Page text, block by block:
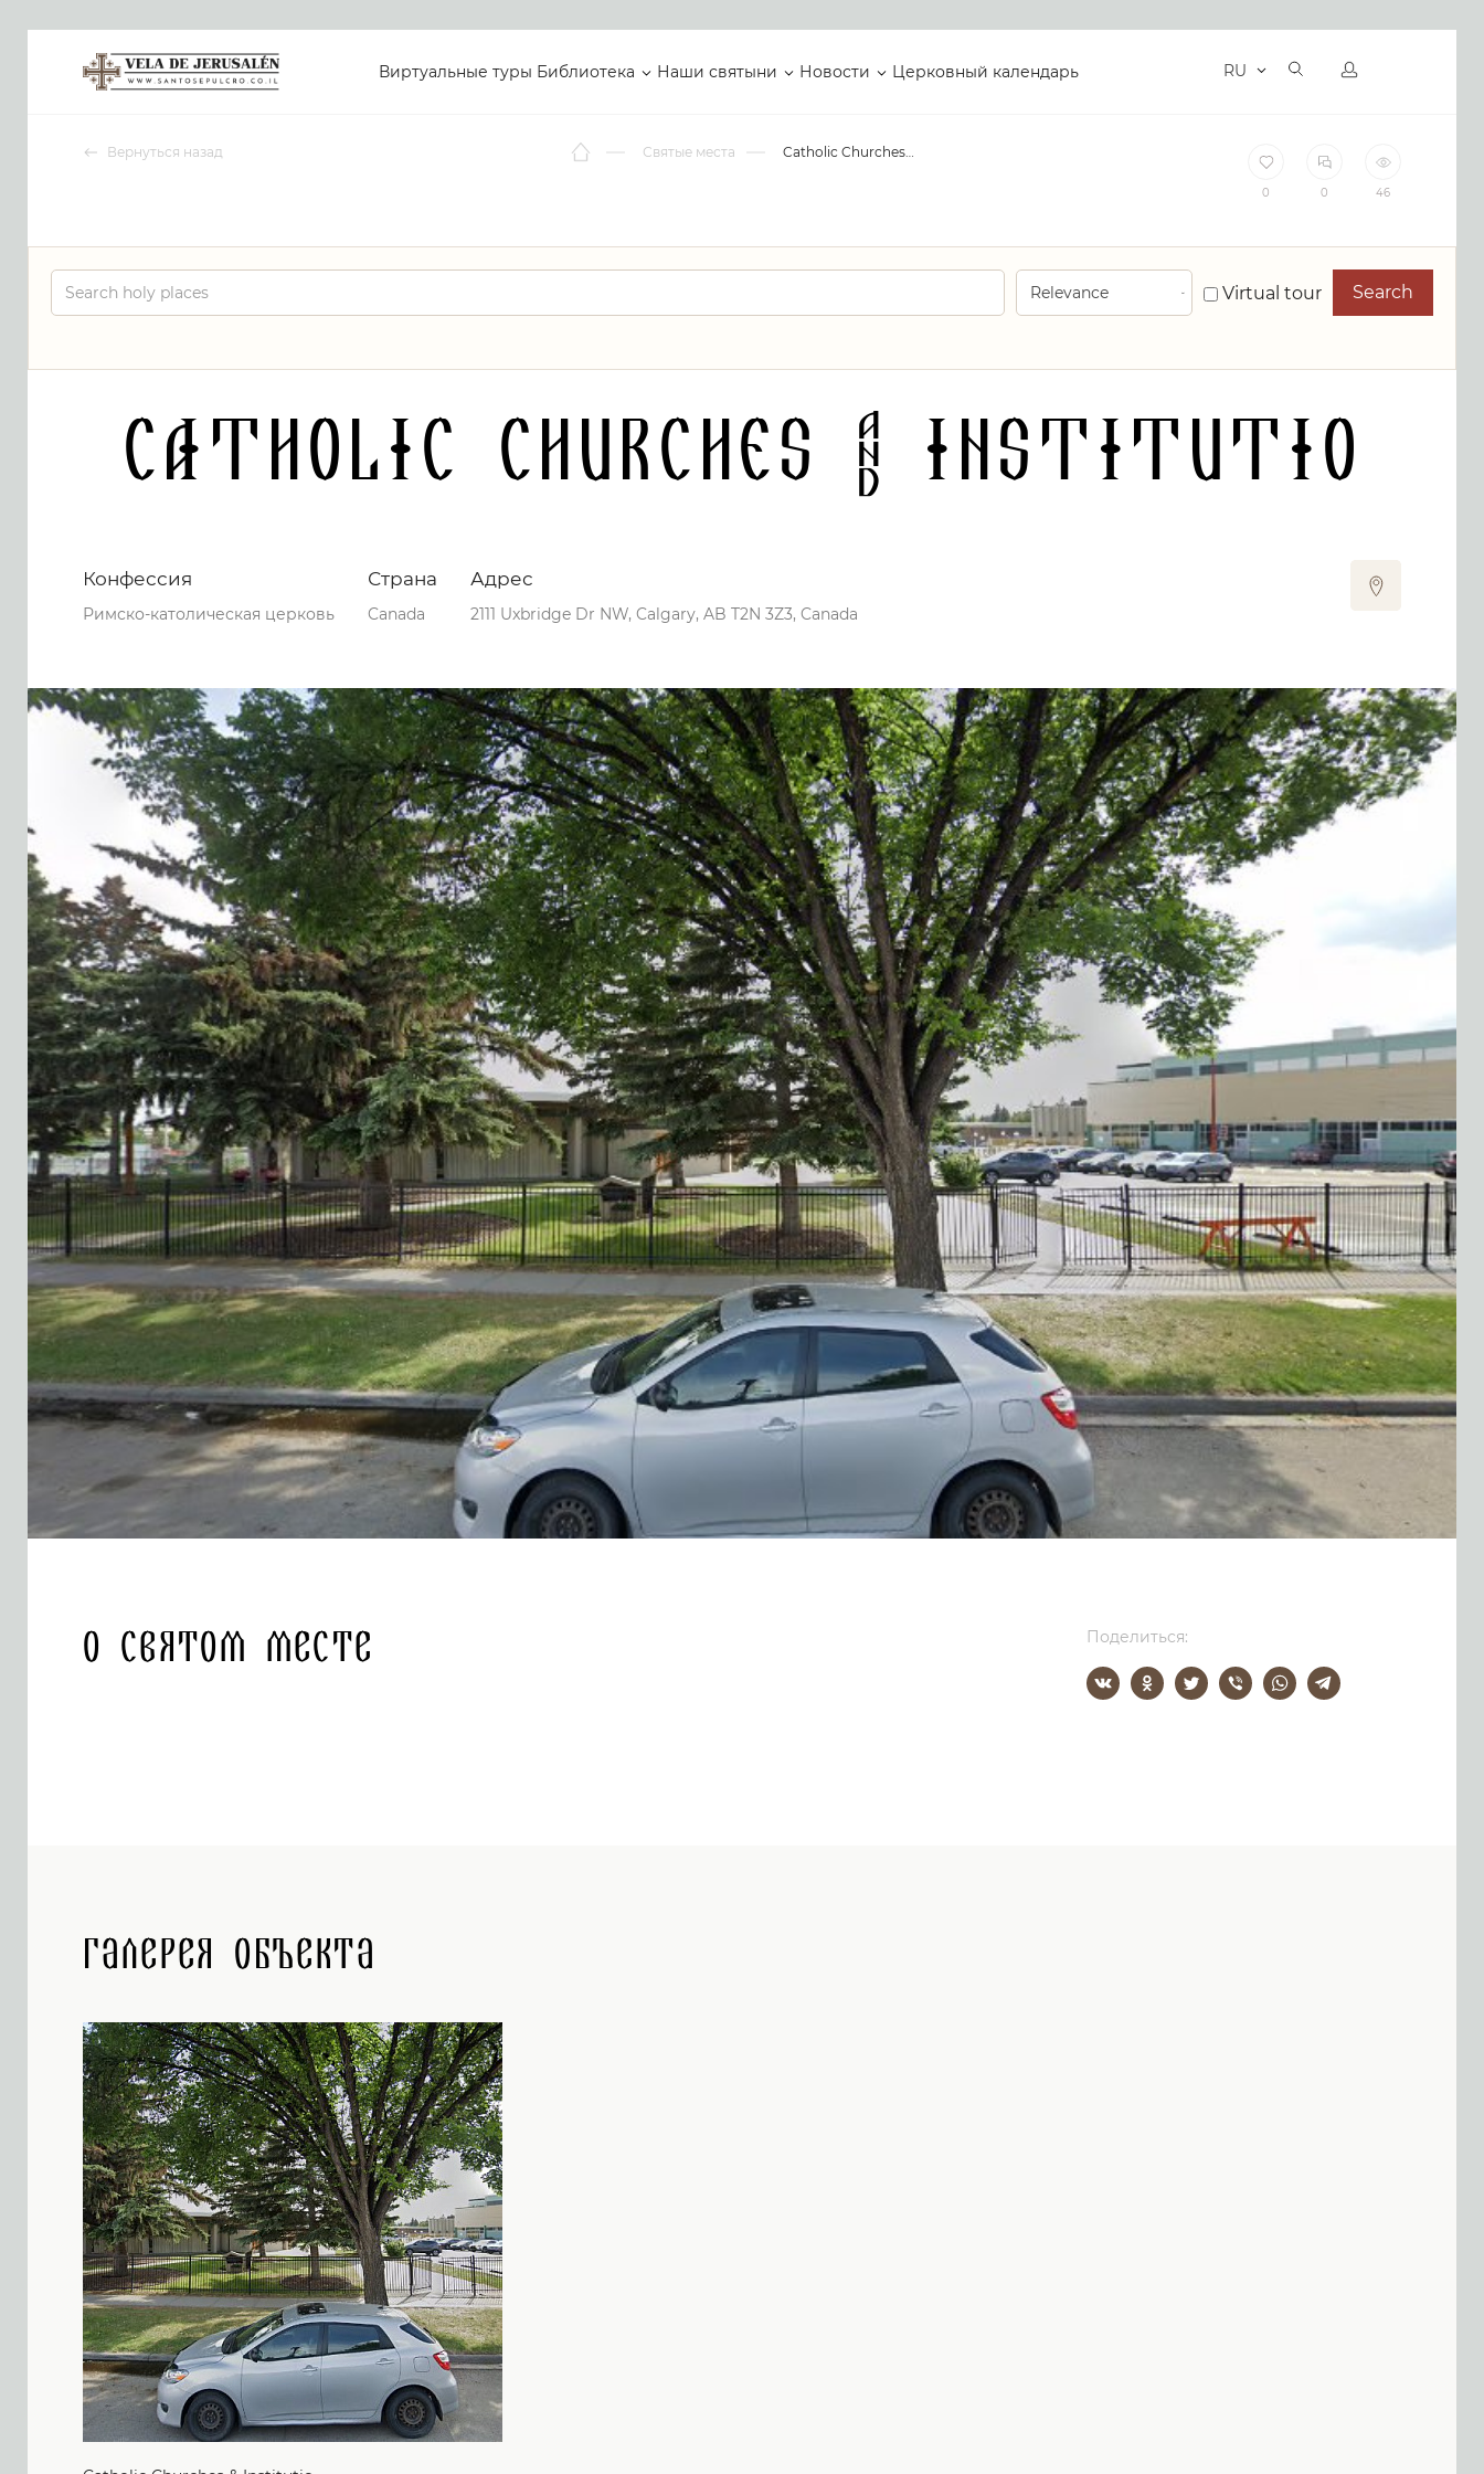
Виртуальные туры Библиотека Наши святыни Новости Церковный календарь RU
Вернуться назад Святые места Catholic Churches & Institutio
0 0 46
Virtual tour Search
Catholic Churches & Institutio
Конфессия
Римско-католическая церковь
Страна
Canada
Адрес
2111 Uxbridge Dr NW, Calgary, AB T2N 3Z3, Canada
0 0 46
О святом месте Поделиться:
Галерея объекта